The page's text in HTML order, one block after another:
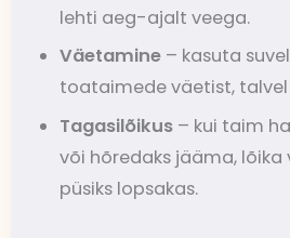
lehti aeg-ajalt veega.
Väetamine – kasuta
toataimede väetist,
Tagasilõikus – kui taim
või hõredaks jääma, lõika
püsiks lopsakas.